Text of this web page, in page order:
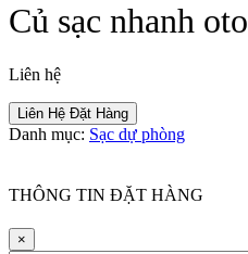
Củ sạc nhanh oto
Liên hệ
Liên Hệ Đặt Hàng
Danh mục: Sạc dự phòng
THÔNG TIN ĐẶT HÀNG
×